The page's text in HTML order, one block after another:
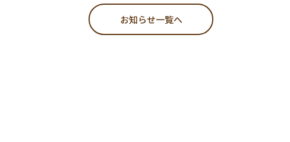
お知らせ一覧へ